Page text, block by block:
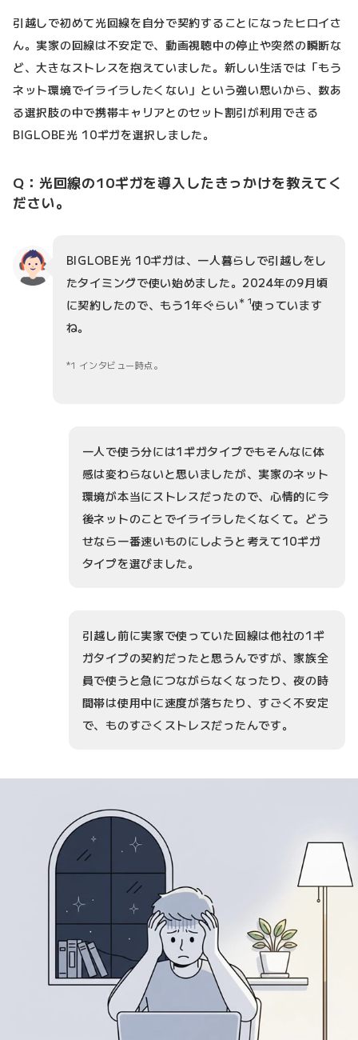
引越しで初めて光回線を自分で契約することになったヒロイさ
ん。実家の回線は不安定で、動画視聴中の停止や突然の瞬断な
ど、大きなストレスを抱えていました。新しい生活では「もう
ネット環境でイライラしたくない」という強い思いから、数あ
る選択肢の中で携帯キャリアとのセット割引が利用できる
BIGLOBE光 10ギガを選択しました。
Q：光回線の10ギガを導入したきっかけを教えてく
ださい。
BIGLOBE光 10ギガは、一人暮らしで引越しをし
たタイミングで使い始めました。2024年の9月頃
に契約したので、もう1年ぐらい ＊1使っています
ね。
1 インタビュー時点。
一人で使う分には1ギガタイプでもそんなに体
感は変わらないと思いましたが、実家のネット
環境が本当にストレスだったので、心情的に今
後ネットのことでイライラしたくなくて。どう
せなら一番速いものにしようと考えて10ギガ
タイプを選びました。
引越し前に実家で使っていた回線は他社の1ギ
ガタイプの契約だったと思うんですが、家族全
員で使うと急につながらなくなったり、夜の時
間帯は使用中に速度が落ちたり、すごく不安定
で、ものすごくストレスだったんです。